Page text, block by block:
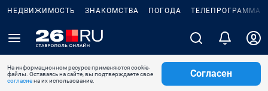
НЕДВИЖИМОСТЬ ЗНАКОМСТВА ПОГОДА ТЕЛЕПРОГРАММА
На информационном ресурсе применяются cookie-
файлы. Оставаясь на сайте, вы подтверждаете свое
согласиена их использование.
Согласен